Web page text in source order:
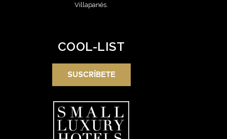
Villapanés.
COOL-LIST
SUSCRÍBETE